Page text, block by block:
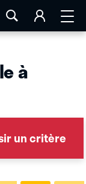
ROCHELLE
à
un critère